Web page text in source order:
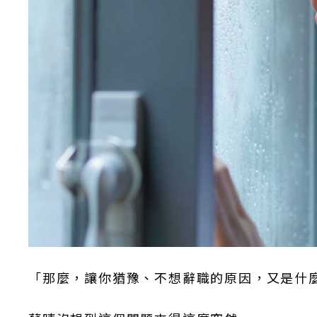
「那麼，讓你猶豫、不想辭職的原因，又是什